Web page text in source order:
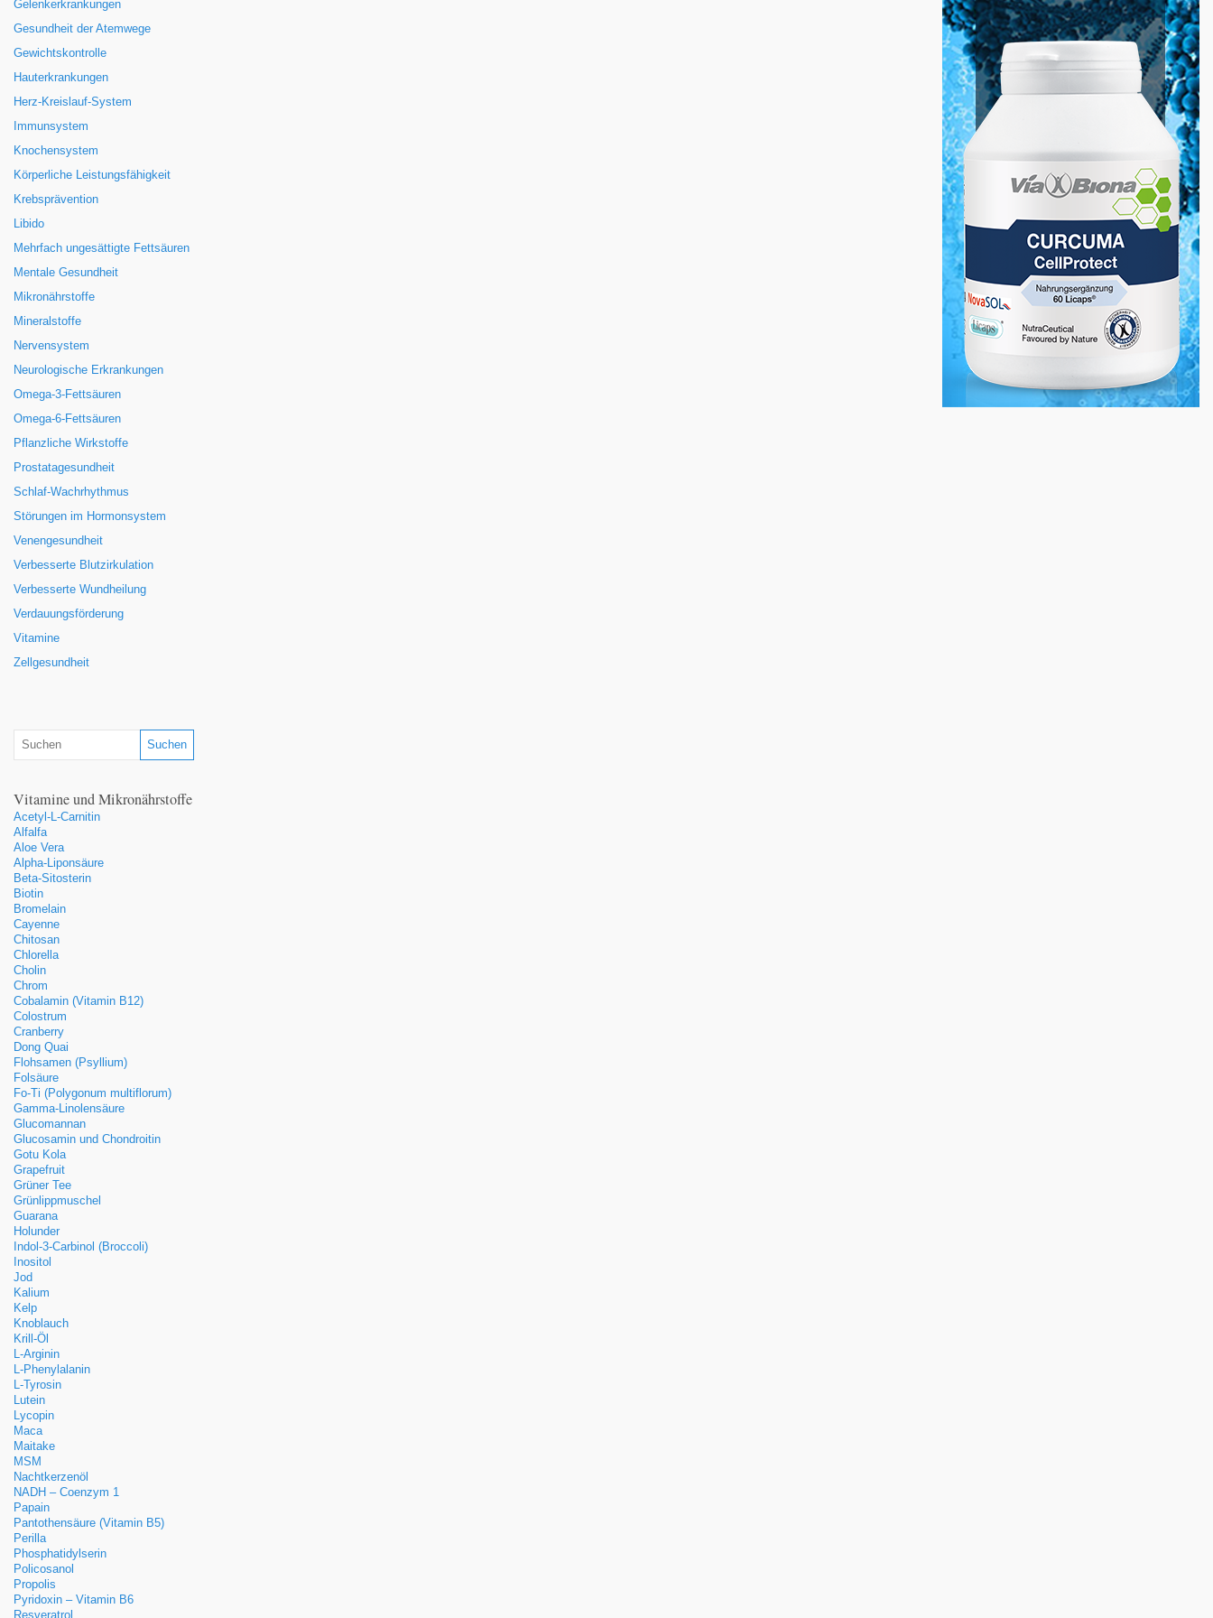
Gelenkerkrankungen
Gesundheit der Atemwege
Gewichtskontrolle
Hauterkrankungen
Herz-Kreislauf-System
Immunsystem
Knochensystem
Körperliche Leistungsfähigkeit
Krebsprävention
Libido
Mehrfach ungesättigte Fettsäuren
Mentale Gesundheit
Mikronährstoffe
Mineralstoffe
Nervensystem
Neurologische Erkrankungen
Omega-3-Fettsäuren
Omega-6-Fettsäuren
Pflanzliche Wirkstoffe
Prostatagesundheit
Schlaf-Wachrhythmus
Störungen im Hormonsystem
Venengesundheit
Verbesserte Blutzirkulation
Verbesserte Wundheilung
Verdauungsförderung
Vitamine
Zellgesundheit
Vitamine und Mikronährstoffe
Acetyl-L-Carnitin
Alfalfa
Aloe Vera
Alpha-Liponsäure
Beta-Sitosterin
Biotin
Bromelain
Cayenne
Chitosan
Chlorella
Cholin
Chrom
Cobalamin (Vitamin B12)
Colostrum
Cranberry
Dong Quai
Flohsamen (Psyllium)
Folsäure
Fo-Ti (Polygonum multiflorum)
Gamma-Linolensäure
Glucomannan
Glucosamin und Chondroitin
Gotu Kola
Grapefruit
Grüner Tee
Grünlippmuschel
Guarana
Holunder
Indol-3-Carbinol (Broccoli)
Inositol
Jod
Kalium
Kelp
Knoblauch
Krill-Öl
L-Arginin
L-Phenylalanin
L-Tyrosin
Lutein
Lycopin
Maca
Maitake
MSM
Nachtkerzenöl
NADH – Coenzym 1
Papain
Pantothensäure (Vitamin B5)
Perilla
Phosphatidylserin
Policosanol
Propolis
Pyridoxin – Vitamin B6
Resveratrol